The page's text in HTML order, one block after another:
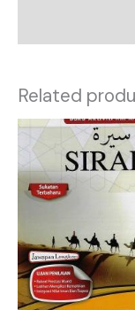
Related